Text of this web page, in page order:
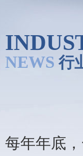
NEWS 行
每年年底